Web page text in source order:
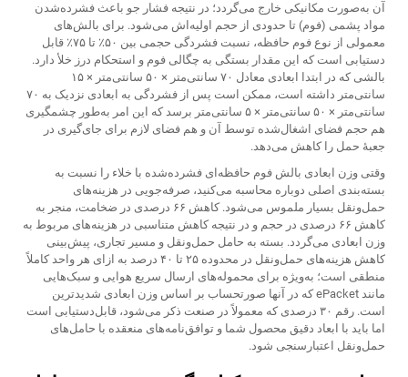
آن به‌صورت مکانیکی خارج می‌گردد؛ در نتیجه فشار جو باعث فشرده‌شدن
مواد پشمی (فوم) تا حدودی از حجم اولیه‌اش می‌شود. برای بالش‌های
معمولی از نوع فوم حافظه، نسبت فشردگی حجمی بین ۵۰٪ تا ۷۵٪ قابل
دستیابی است که این مقدار بستگی به چگالی فوم و استحکام درز خلأ دارد.
بالشی که در ابتدا ابعادی معادل ۷۰ سانتی‌متر × ۵۰ سانتی‌متر × ۱۵
سانتی‌متر داشته است، ممکن است پس از فشردگی به ابعادی نزدیک به ۷۰
سانتی‌متر × ۵۰ سانتی‌متر × ۵ سانتی‌متر برسد که این امر به‌طور چشمگیری
هم حجم فضای اشغال‌شده توسط آن و هم فضای لازم برای جای‌گیری در
جعبهٔ حمل را کاهش می‌دهد.
وقتی وزن ابعادی بالش فوم حافظه‌ای فشرده‌شده با خلاء را نسبت به
بسته‌بندی اصلی دوباره محاسبه می‌کنید، صرفه‌جویی در هزینه‌های
حمل‌ونقل بسیار ملموس می‌شود. کاهش ۶۶ درصدی در ضخامت، منجر به
کاهش ۶۶ درصدی در حجم و در نتیجه کاهش متناسبی در هزینه‌های مربوط به
وزن ابعادی می‌گردد. بسته به حامل حمل‌ونقل و مسیر تجاری، پیش‌بینی
کاهش هزینه‌های حمل‌ونقل در محدوده ۲۵ تا ۴۰ درصد به ازای هر واحد کاملاً
منطقی است؛ به‌ویژه برای محموله‌های ارسال سریع هوایی و سبک‌هایی
مانند ePacket که در آنها صورتحساب بر اساس وزن ابعادی شدیدترین
است. رقم ۳۰ درصدی که معمولاً در صنعت ذکر می‌شود، قابل‌دستیابی است
اما باید با ابعاد دقیق محصول شما و توافق‌نامه‌های منعقده با حامل‌های
حمل‌ونقل اعتبارسنجی شود.